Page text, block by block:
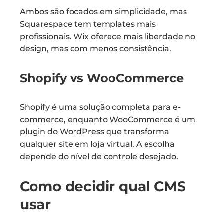
Ambos são focados em simplicidade, mas
Squarespace tem templates mais
profissionais. Wix oferece mais liberdade no
design, mas com menos consistência.
Shopify vs WooCommerce
Shopify é uma solução completa para e-
commerce, enquanto WooCommerce é um
plugin do WordPress que transforma
qualquer site em loja virtual. A escolha
depende do nível de controle desejado.
Como decidir qual CMS
usar